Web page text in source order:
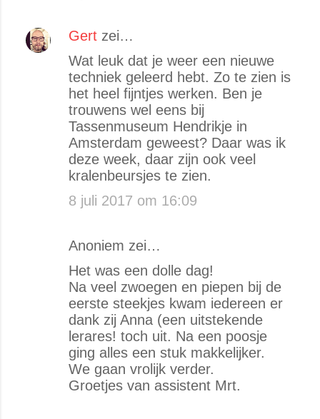
e
s
Gert zei…
Wat leuk dat je weer een nieuwe
techniek geleerd hebt. Zo te zien is
het heel fijntjes werken. Ben je
trouwens wel eens bij
Tassenmuseum Hendrikje in
Amsterdam geweest? Daar was ik
deze week, daar zijn ook veel
kralenbeursjes te zien.
8 juli 2017 om 16:09
Anoniem zei…
Het was een dolle dag!
Na veel zwoegen en piepen bij de
eerste steekjes kwam iedereen er
dank zij Anna (een uitstekende
lerares! toch uit. Na een poosje
ging alles een stuk makkelijker.
We gaan vrolijk verder.
Groetjes van assistent Mrt.